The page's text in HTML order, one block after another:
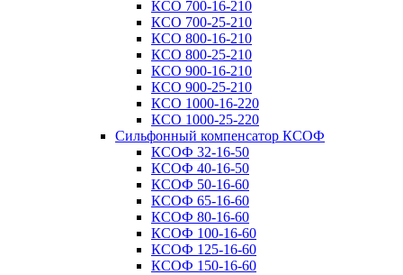
КСО 700-16-210
КСО 700-25-210
КСО 800-16-210
КСО 800-25-210
КСО 900-16-210
КСО 900-25-210
КСО 1000-16-220
КСО 1000-25-220
Сильфонный компенсатор КСОФ
КСОФ 32-16-50
КСОФ 40-16-50
КСОФ 50-16-60
КСОФ 65-16-60
КСОФ 80-16-60
КСОФ 100-16-60
КСОФ 125-16-60
КСОФ 150-16-60